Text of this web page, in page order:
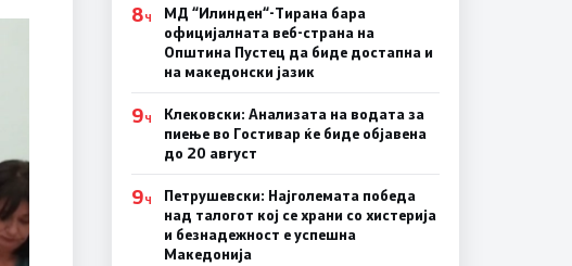
8Ч
МД “Илинден“-Тирана бара
официјалната веб-страна на
Општина Пустец да биде достапна и
на македонски јазик
9Ч
Клековски: Анализата на водата за
пиење во Гостивар ќе биде објавена
до 20 август
9Ч
Петрушевски: Најголемата победа
над талогот кој се храни со хистерија
и безнадежност е успешна
Македонија